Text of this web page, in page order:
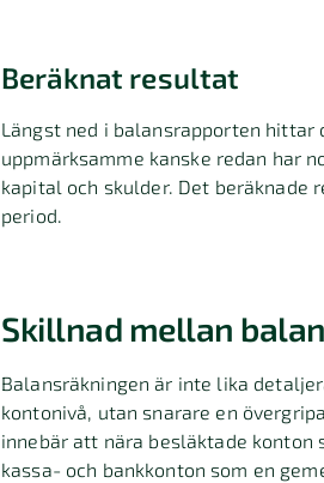
Beräknat resultat
Längst ned i balansrapporten
uppmärksamme kanske redan har
kapital och skulder. Det beräknade
period.
Skillnad mellan
Balansräkningen är inte lika
kontonivå, utan snarare en
innebär att nära besläktade konton
kassa- och bankkonton som en